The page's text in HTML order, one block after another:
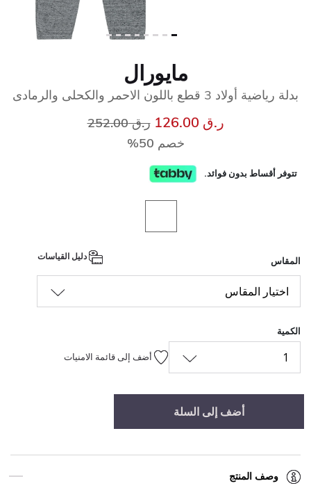
مايورال
بدلة رياضية أولاد 3 قطع باللون الاحمر والكحلى والرمادى
ر.ق 126.00 سعر مخفض من
ر.ق 252.00
خصم 50%
تتوفر أقساط بدون فوائد.
المقاس
اختيار المقاس
الكمية
1 أضف إلى قائمة الامنيات
أضف إلى السلة
وصف المنتج